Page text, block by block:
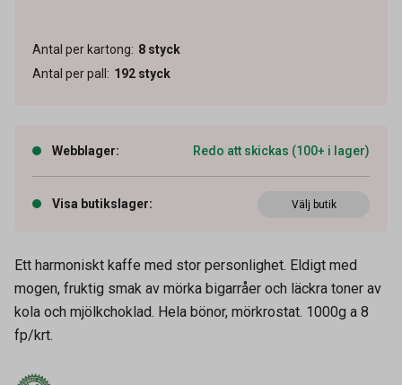
Antal per kartong: 8 styck
Antal per pall : 192 styck
Webblager: Redo att skickas (100+ i lager)
Visa butikslager: Välj butik
Ett harmoniskt kaffe med stor personlighet. Eldigt med
mogen, fruktig smak av mörka bigarråer och läckra toner av
kola och mjölkchoklad. Hela bönor, mörkrostat. 1000g a 8
fp/krt.
Artikelnummer 60100071
Vikt
Leverantörens